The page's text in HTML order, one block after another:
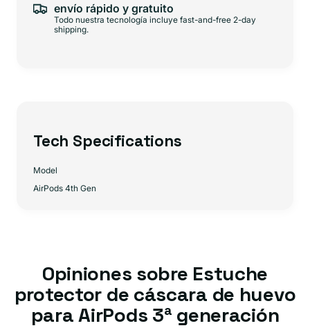
envío rápido y gratuito
Todo nuestra tecnología incluye fast-and-free 2-day
shipping.
Tech Specifications
Model
AirPods 4th Gen
Opiniones sobre Estuche
protector de cáscara de huevo
para AirPods 3ª generación